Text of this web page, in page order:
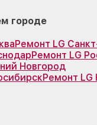
городе
Ремонт LG
Ремонт LG
Новгород
Ремонт LG